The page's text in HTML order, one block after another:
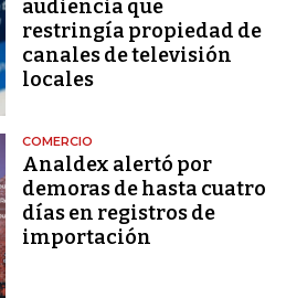
audiencia que
restringía propiedad de
canales de televisión
locales
COMERCIO
Analdex alertó por
demoras de hasta cuatro
días en registros de
importación